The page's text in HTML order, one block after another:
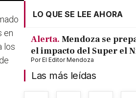
en
los
LO QUE SE LEE AHORA
Alerta. Mendoza se
el impacto del Super el
PorEl Editor Mendoza
Las más leídas